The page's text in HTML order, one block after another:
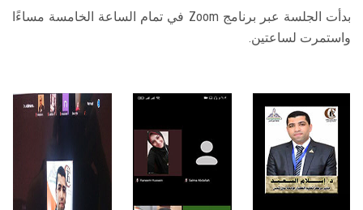
بدأت الجلسة عبر برنامج Zoom في تمام الساعة الخامسة مساءًا
واستمرت لساعتين.